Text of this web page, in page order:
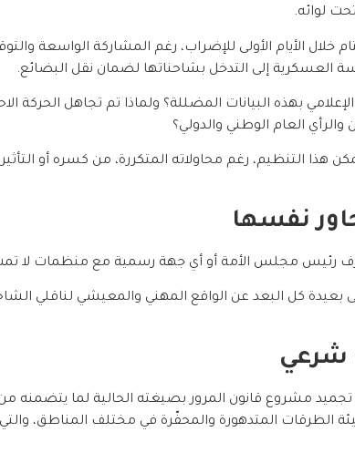
لوائه.
خلال الأيام الأولى للإضراب، رغم المشاركة الواسعة
إلى التدخل بشاحناتها لضمان نقل البضائع.
بهذه البيانات المضللة؟ ولماذا تم تجاهل الحركة
العام الوطني والدولي؟
هذا التنظيم، رغم محاولاته المتكررة، من كسره أو
نفسها
رئيس مجلس الأمة أو أي جهة رسمية مع منظمات لا تمتّ
بعيدة كل البعد عن الواقع المهني والمعيشي لناقلي
شرعي
مشروع قانون المرور بصيغته الحالية لما يتضمنه من
الطرقات المتدهورة والمحفّرة في مختلف المناطق،